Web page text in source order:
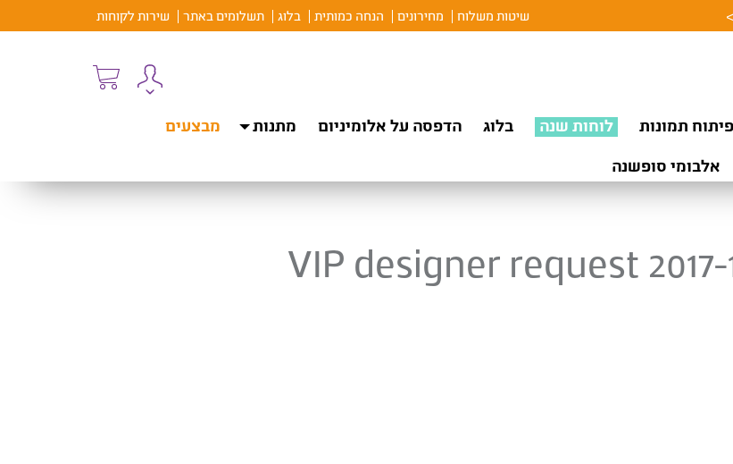
שיטות משלוח מחירונים הנחה כמותית בלוג תשלומים באתר שירות לקוחות
פיתוח תמונות לוחות שנה בלוג הדפסה על אלומיניום מתנות
מבצעים
אלבומי סופשנה
VIP designer request 2017-